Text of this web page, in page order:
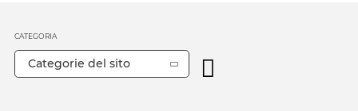
CATEGORIA
Categorie del sito